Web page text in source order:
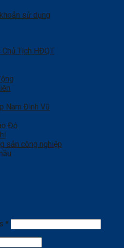
sử dụng
Tịch HĐQT
Nam Đình Vũ
Đỏ
sản công nghiệp
*